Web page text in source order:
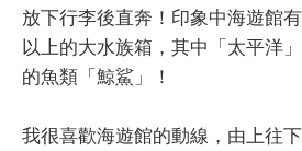
放下行李後直奔！印象中海遊館
以上的大水族箱，其中「太平洋
的魚類「鯨鯊」！
我很喜歡海遊館的動線，由上往